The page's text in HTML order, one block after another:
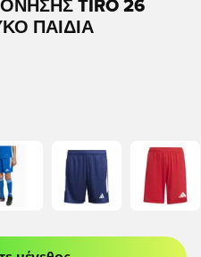
TIRO 26
ΠΑΙΔΙΆ